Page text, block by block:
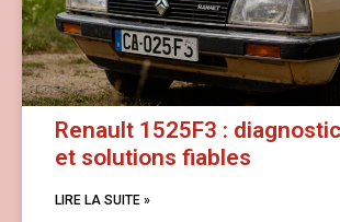
Renault 1525F3 :
et solutions fiables
LIRE LA SUITE »